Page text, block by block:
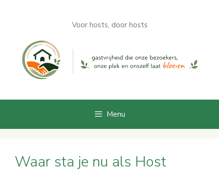
Voor hosts, door hosts
Menu
Waar sta je nu als Host